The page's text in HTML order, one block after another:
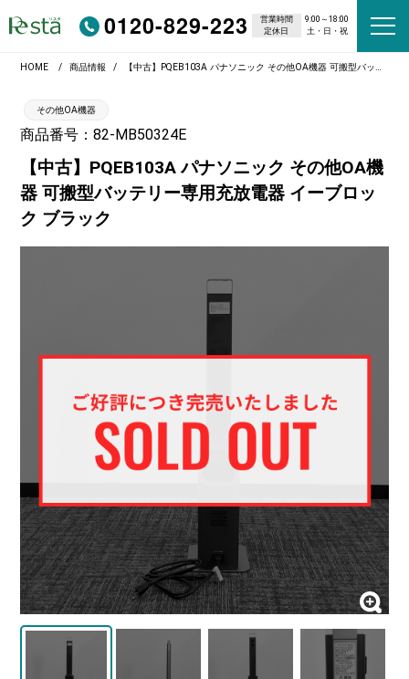
0120-829-223 営業時間
9:00～18:00
定休日
土・日・祝
HOME 商品情報 【中古】PQEB103A パナソニック その他OA機器 可搬型バッテリー専用充放電器 イーブロック ブラック
その他OA機器
商品番号：82-MB50324E
【中古】PQEB103A パナソニック その他OA機
器 可搬型バッテリー専用充放電器 イーブロッ
ク ブラック